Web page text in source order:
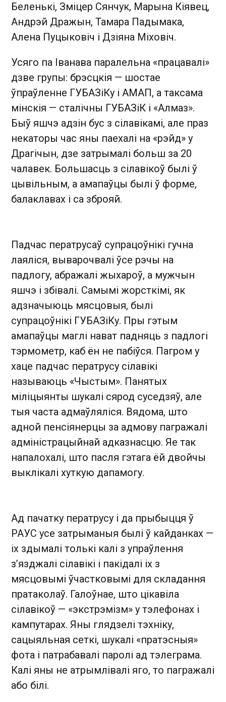
Беленькі, Зміцер Сянчук, Марына Кіявец,
Андрэй Дражын, Тамара Падымака,
Алена Пуцыковіч і Дзіяна Міховіч.
Усяго па Іванава паралельна «працавалі»
дзве групы: брэсцкія — шостае
ўпраўленне ГУБАЗіКу і АМАП, а таксама
мінскія — сталічны ГУБАЗіК і «Алмаз».
Быў яшчэ адзін бус з сілавікамі, але праз
некаторы час яны паехалі на «рэйд» у
Драгічын, дзе затрымалі больш за 20
чалавек. Большасць з сілавікоў былі ў
цывільным, а амапаўцы былі ў форме,
балаклавах і са зброяй.
Падчас ператрусаў супрацоўнікі гучна
лаяліся, выварочвалі ўсе рэчы на
падлогу, абражалі жыхароў, а мужчын
яшчэ і збівалі. Самымі жорсткімі, як
адзначыюць мясцовыя, былі
супрацоўнікі ГУБАЗіКу. Пры гэтым
амапаўцы маглі нават падняць з падлогі
тэрмометр, каб ён не пабіўся. Пагром у
хаце падчас ператрусу сілавікі
называюць «Чыстым». Панятых
міліцыянты шукалі сярод суседзяў, але
тыя часта адмаўляліся. Вядома, што
адной пенсіянерцы за адмову пагражалі
адміністрацыйнай адказнасцю. Яе так
напалохалі, што пасля гэтага ёй двойчы
выклікалі хуткую дапамогу.
Ад пачатку ператрусу і да прыбыцця ў
РАУС усе затрыманыя былі ў кайданках —
іх здымалі толькі калі з упраўлення
з’язджалі сілавікі і пакідалі іх з
мясцовымі ўчастковымі для складання
пратаколаў. Галоўнае, што цікавіла
сілавікоў — «экстрэмізм» у тэлефонах і
кампутарах. Яны глядзелі тэхніку,
сацыяльная сеткі, шукалі «пратэсныя»
фота і патрабавалі паролі ад тэлеграма.
Калі яны не атрымлівалі яго, то пагражалі
або білі.